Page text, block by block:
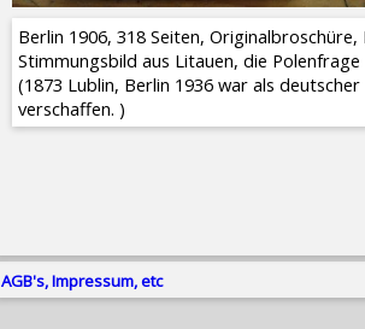
Berlin 1906, 318 Seiten,
Stimmungsbild aus Litauen, die
(1873 Lublin, Berlin 1936 war als
verschaffen. )
AGB's, Impressum, etc